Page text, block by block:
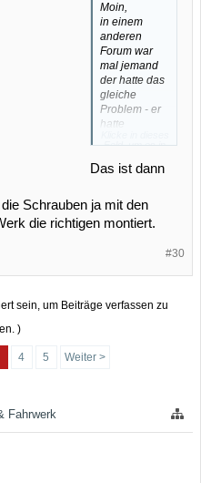
Moin,
in einem
anderen
Forum war
mal jemand
der hatte das
gleiche
Problem - er
hatte
anstatt
Radbolzen
verschraubt.
Feld, um es in
Größe
anzuzeigen.
Das ist dann
Schrauben ja mit den
die richtigen montiert.
#30
sein, um Beiträge verfassen zu
)
4 5 Weiter >
Fahrwerk